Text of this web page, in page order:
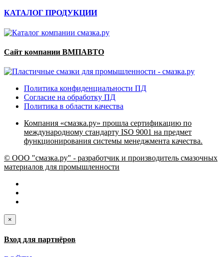
КАТАЛОГ ПРОДУКЦИИ
Сайт компании ВМПАВТО
Политика конфиденциальности ПД
Согласие на обработку ПД
Политика в области качества
Компания «смазка.ру» прошла сертификацию по
международному стандарту ISO 9001 на предмет
функционирования системы менеджмента качества.
© ООО "смазка.ру" - разработчик и производитель смазочных
материалов для промышленности
×
Вход для партнёров